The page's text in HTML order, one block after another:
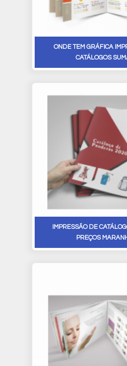
ONDE TEM GRÁFICA
CATÁLOGOS
IMPRESSÃO DE
PREÇOS